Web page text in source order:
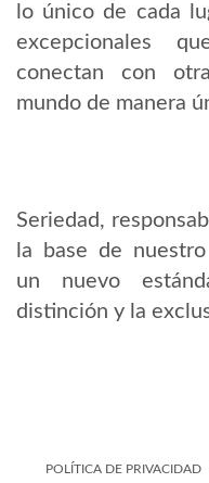
lo único de cada
excepcionales
conectan con
mundo de manera
Seriedad,
la base de
un nuevo
distinción y la
POLÍTICA DE PRIVACIDAD